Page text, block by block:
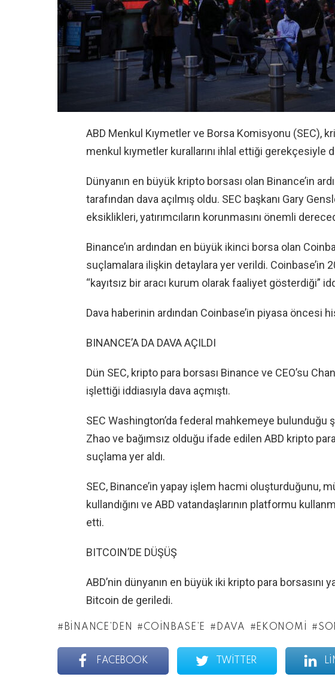
ABD Menkul Kıymetler ve Borsa Komisyonu (SEC),
menkul kıymetler kurallarını ihlal ettiği gerekçesiyle
Dünyanın en büyük kripto borsası olan Binance’in
tarafından dava açılmış oldu. SEC başkanı Gary
eksiklikleri, yatırımcıların korunmasını önemli
Binance’ın ardından en büyük ikinci borsa olan
suçlamalara ilişkin detaylara yer verildi. Coinbase’in
“kayıtsız bir aracı kurum olarak faaliyet gösterdiği”
Dava haberinin ardından Coinbase’in piyasa öncesi
BINANCE’A DA DAVA AÇILDI
Dün SEC, kripto para borsası Binance ve CEO’su
işlettiği iddiasıyla dava açmıştı.
SEC Washington’da federal mahkemeye bulunduğu
Zhao ve bağımsız olduğu ifade edilen ABD kripto
suçlama yer aldı.
SEC, Binance’in yapay işlem hacmi oluşturduğunu,
kullandığını ve ABD vatandaşlarının platformu
etti.
BITCOIN’DE DÜŞÜŞ
ABD’nin dünyanın en büyük iki kripto para borsasını
Bitcoin de geriledi.
BINANCE’DEN COINBASE’E DAVA EKONOMI
FACEBOOK TWITTER